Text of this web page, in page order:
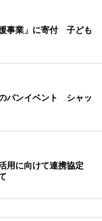
事業」に寄付 子ども
パンイベント シャッ
用に向けて連携協定